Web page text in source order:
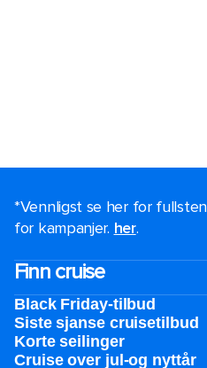
*Vennligst se her for
for kampanjer. her.
Finn cruise
Black Friday-tilbud
Siste sjanse cruisetilbud
Korte seilinger
Cruise over jul-og nyttår